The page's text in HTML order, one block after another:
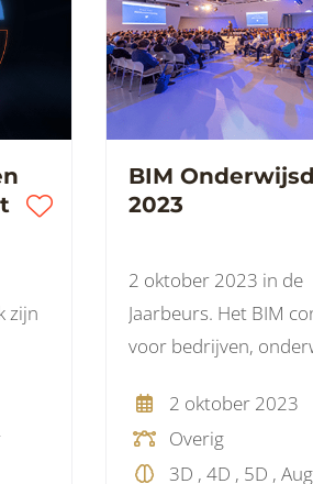
zijn
BIM
2023
2 oktober 2023 in de
Jaarbeurs. Het BIM
voor bedrijven,
2 oktober 2023
Overig